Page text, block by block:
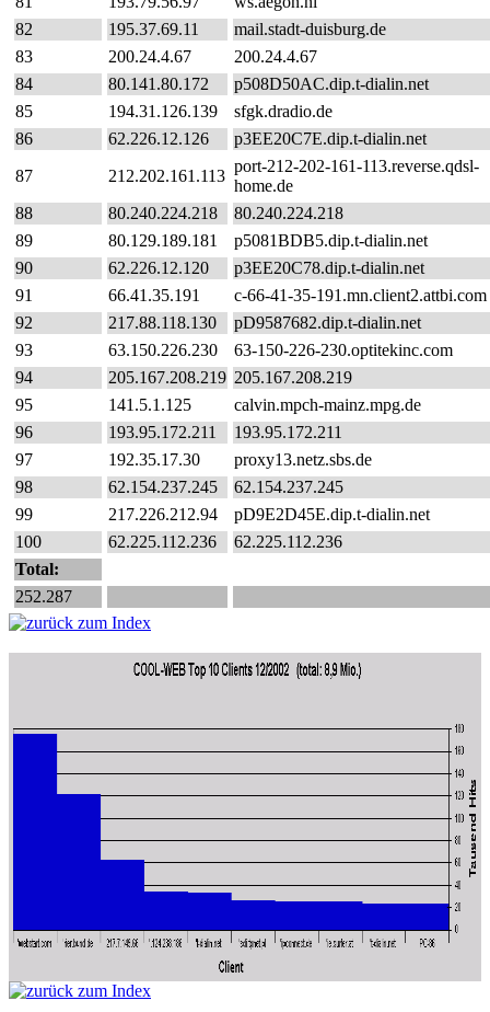
82
195.37.69.11
mail.stadt-duisburg.de
83
200.24.4.67
200.24.4.67
84
80.141.80.172
p508D50AC.dip.t-dialin.net
85
194.31.126.139
sfgk.dradio.de
86
62.226.12.126
p3EE20C7E.dip.t-dialin.net
87
212.202.161.113
port-212-202-161-113.reverse.qdsl-
home.de
88
80.240.224.218
80.240.224.218
89
80.129.189.181
p5081BDB5.dip.t-dialin.net
90
62.226.12.120
p3EE20C78.dip.t-dialin.net
91
66.41.35.191
c-66-41-35-191.mn.client2.attbi.com
92
217.88.118.130
pD9587682.dip.t-dialin.net
93
63.150.226.230
63-150-226-230.optitekinc.com
94
205.167.208.219 205.167.208.219
95
141.5.1.125
calvin.mpch-mainz.mpg.de
96
193.95.172.211
193.95.172.211
97
192.35.17.30
proxy13.netz.sbs.de
98
62.154.237.245
62.154.237.245
99
217.226.212.94
pD9E2D45E.dip.t-dialin.net
100
62.225.112.236
62.225.112.236
Total:
252.287